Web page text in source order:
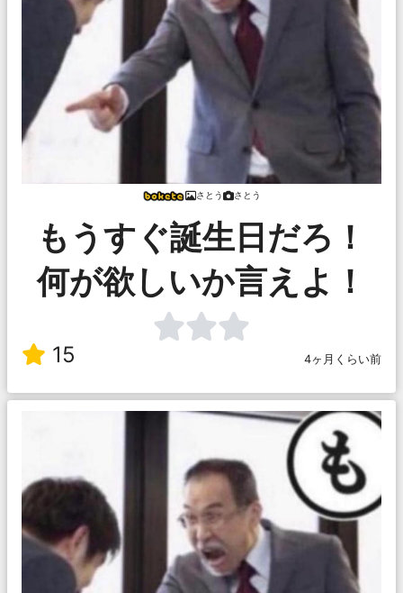
さとう さとう
もうすぐ誕生日だろ！
何が欲しいか言えよ！
15 4ヶ月くらい前